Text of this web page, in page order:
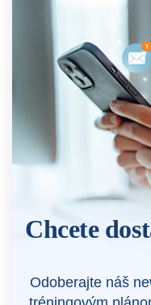
Chcete
Odoberajte náš